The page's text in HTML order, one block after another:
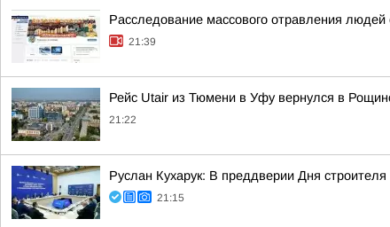
Расследование массового отравления
21:39
Рейс Utair из Тюмени в Уфу вернулся в
21:22
Руслан Кухарук: В преддверии Дня
21:15